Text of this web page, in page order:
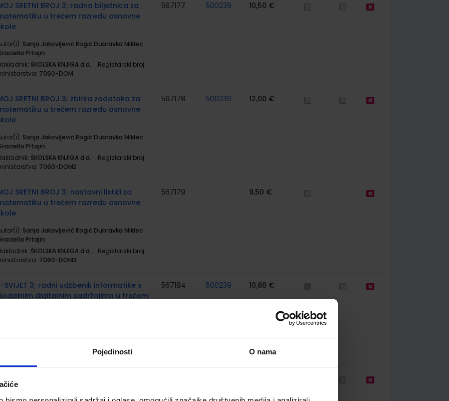
Pojedinosti O nama
SRETNI BROJ 3; radna bilježnica za
u trećem razredu osnovne
Sanja Jakovljević Rogić Dubravka Miklec
Prtajin
ŠKOLSKA KNJIGA d.d.
Registarski broj
7060-DOM
567177 500239 10,50 €
SRETNI BROJ 3; zbirka zadataka za
u trećem razredu osnovne
Sanja Jakovljević Rogić Dubravka Miklec
Prtajin
ŠKOLSKA KNJIGA d.d.
Registarski broj
7060-DOM2
567178 500239 12,00 €
SRETNI BROJ 3; nastavni listići za
u trećem razredu osnovne
Sanja Jakovljević Rogić Dubravka Miklec
Prtajin
ŠKOLSKA KNJIGA d.d.
Registarski broj
7060-DOM3
567179 9,50 €
SVIJET 3; radni udžbenik informatike s
digitalnim sadržajima u trećem
567184 500239 10,80 €
E-SVIJET 3; radna bilježnica informatike u
razredu osnovne škole